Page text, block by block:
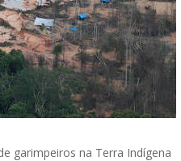
garimpeiros na Terra Indígena